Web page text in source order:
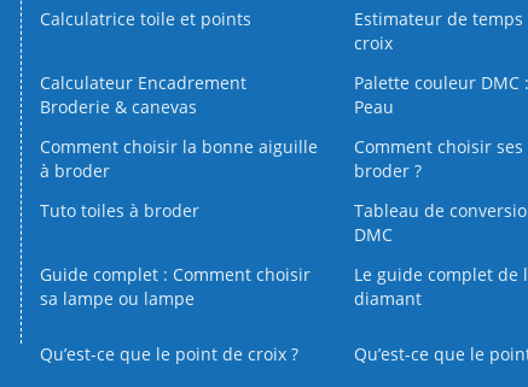
Calculatrice toile et points
Estimateur de temps
croix
Calculateur Encadrement
Broderie & canevas
Palette couleur DMC
Peau
Comment choisir la bonne aiguille
à broder
Comment choisir ses
broder ?
Tuto toiles à broder
Tableau de
DMC
Guide complet : Comment choisir
sa lampe ou lampe
Le guide complet de
diamant
Qu’est-ce que le point de croix ?
Qu’est-ce que le